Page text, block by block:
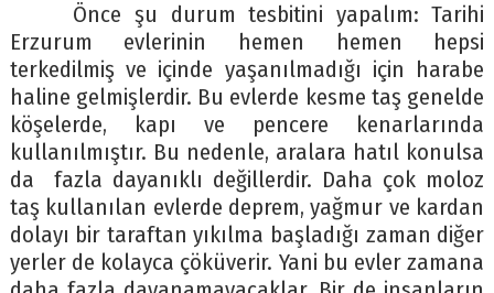
Önce şu durum tesbitini yapalım: Tarihi
Erzurum evlerinin hemen hemen hepsi
terkedilmiş ve içinde yaşanılmadığı için harabe
haline gelmişlerdir. Bu evlerde kesme taş genelde
köşelerde, kapı ve pencere kenarlarında
kullanılmıştır. Bu nedenle, aralara hatıl konulsa
da fazla dayanıklı değillerdir. Daha çok moloz
taş kullanılan evlerde deprem, yağmur ve kardan
dolayı bir taraftan yıkılma başladığı zaman diğer
yerler de kolayca çöküverir. Yani bu evler zamana